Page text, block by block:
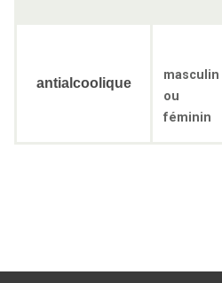
antialcoolique
masculin
ou
féminin